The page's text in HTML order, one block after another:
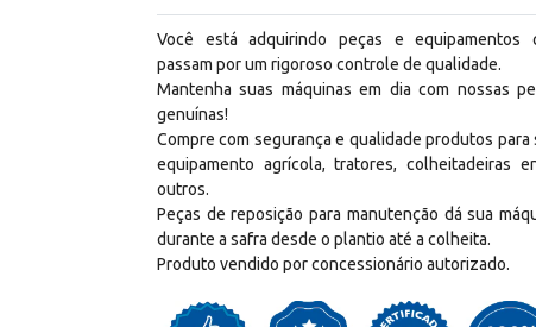
Você está adquirindo peças e equipamentos
passam por um rigoroso controle de qualidade.
Mantenha suas máquinas em dia com nossas
genuínas!
Compre com segurança e qualidade produtos para
equipamento agrícola, tratores, colheitadeiras
outros.
Peças de reposição para manutenção dá sua
durante a safra desde o plantio até a colheita.
Produto vendido por concessionário autorizado.